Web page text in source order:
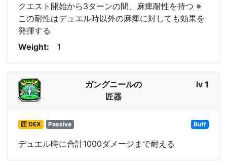
クエスト開始から3ターンの間、麻痺耐性を持つ ※
この耐性はデュエル時以外の麻痺に対しても効果を
発揮する
Weight
1
ガングニールの
匠器
lv 1
匠 DEX Passive Buff
デュエル時に合計1000ダメージまで耐える